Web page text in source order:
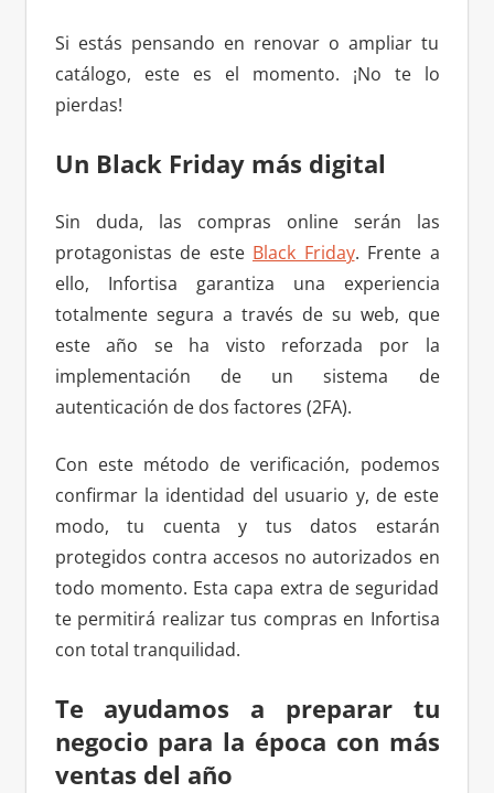
Si estás pensando en renovar o ampliar tu
catálogo, este es el momento. ¡No te lo
pierdas!
Un Black Friday más digital
Sin duda, las compras online serán las
protagonistas de este Black Friday. Frente a
ello, Infortisa garantiza una experiencia
totalmente segura a través de su web, que
este año se ha visto reforzada por la
implementación de un sistema de
autenticación de dos factores (2FA).
Con este método de verificación, podemos
confirmar la identidad del usuario y, de este
modo, tu cuenta y tus datos estarán
protegidos contra accesos no autorizados en
todo momento. Esta capa extra de seguridad
te permitirá realizar tus compras en Infortisa
con total tranquilidad.
Te ayudamos a preparar tu
negocio para la época con más
ventas del año